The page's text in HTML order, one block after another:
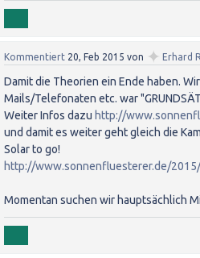
Kommentiert 20, Feb 2015 von ✦ Erhard
Damit die Theorien ein Ende haben.
Mails/Telefonaten etc. war
Weiter Infos dazu http://
und damit es weiter geht gleich die
Solar to go!
http://www.sonnenfluesterer.de/
Momentan suchen wir hauptsächlich